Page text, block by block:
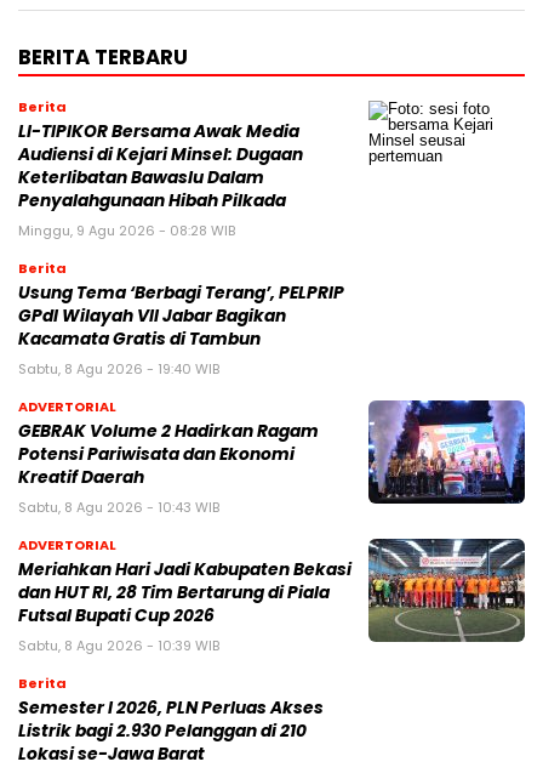
BERITA TERBARU
Berita
LI-TIPIKOR Bersama Awak Media
Audiensi di Kejari Minsel: Dugaan
Keterlibatan Bawaslu Dalam
Penyalahgunaan Hibah Pilkada
Minggu, 9 Agu 2026 - 08:28 WIB
Berita
‎Usung Tema ‘Berbagi Terang’, PELPRIP
GPdI Wilayah VII Jabar Bagikan
Kacamata Gratis di Tambun
Sabtu, 8 Agu 2026 - 19:40 WIB
ADVERTORIAL
GEBRAK Volume 2 Hadirkan Ragam
Potensi Pariwisata dan Ekonomi
Kreatif Daerah
Sabtu, 8 Agu 2026 - 10:43 WIB
ADVERTORIAL
Meriahkan Hari Jadi Kabupaten Bekasi
dan HUT RI, 28 Tim Bertarung di Piala
Futsal Bupati Cup 2026
Sabtu, 8 Agu 2026 - 10:39 WIB
Berita
Semester I 2026, PLN Perluas Akses
Listrik bagi 2.930 Pelanggan di 210
Lokasi se-Jawa Barat